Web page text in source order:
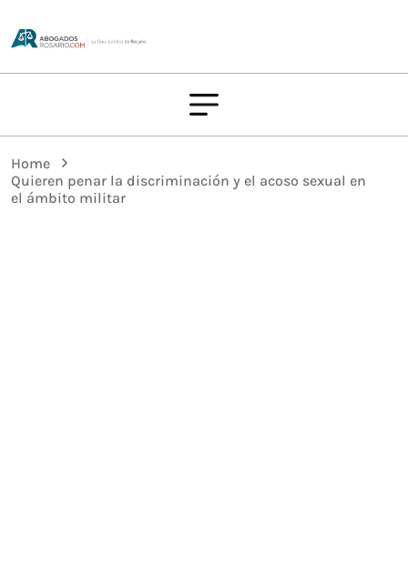
Home
Quieren penar la discriminación y el acoso sexual en
el ámbito militar